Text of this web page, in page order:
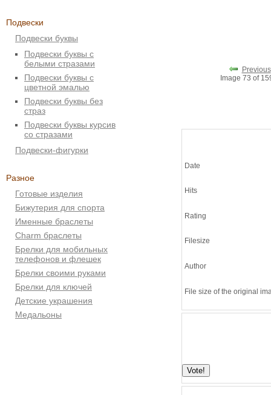
Подвески
Подвески буквы
Подвески буквы с
белыми стразами
Подвески буквы с
цветной эмалью
Подвески буквы без
страз
Подвески буквы курсив
со стразами
Подвески-фигурки
Разное
Готовые изделия
Бижутерия для спорта
Именные браслеты
Charm браслеты
Брелки для мобильных
телефонов и флешек
Брелки своими руками
Брелки для ключей
Детские украшения
Медальоны
Previous
Image 73 of
Date
Hits
Rating
Filesize
Author
File size of the original